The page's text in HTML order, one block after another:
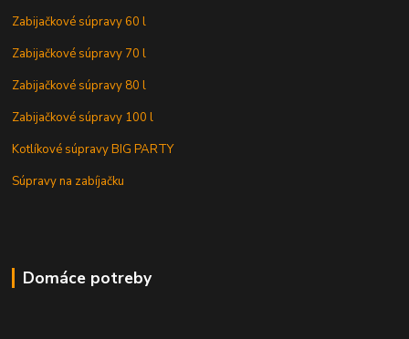
Zabijačkové súpravy 60 l
Zabijačkové súpravy 70 l
Zabijačkové súpravy 80 l
Zabijačkové súpravy 100 l
Kotlíkové súpravy BIG PARTY
Súpravy na zabíjačku
Domáce potreby